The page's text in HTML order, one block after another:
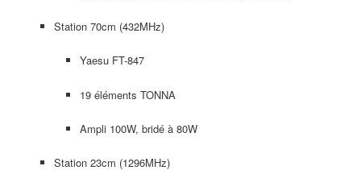
Station 70cm (432MHz)
Yaesu FT-847
19 éléments TONNA
Ampli 100W, bridé à 80W
Station 23cm (1296MHz)